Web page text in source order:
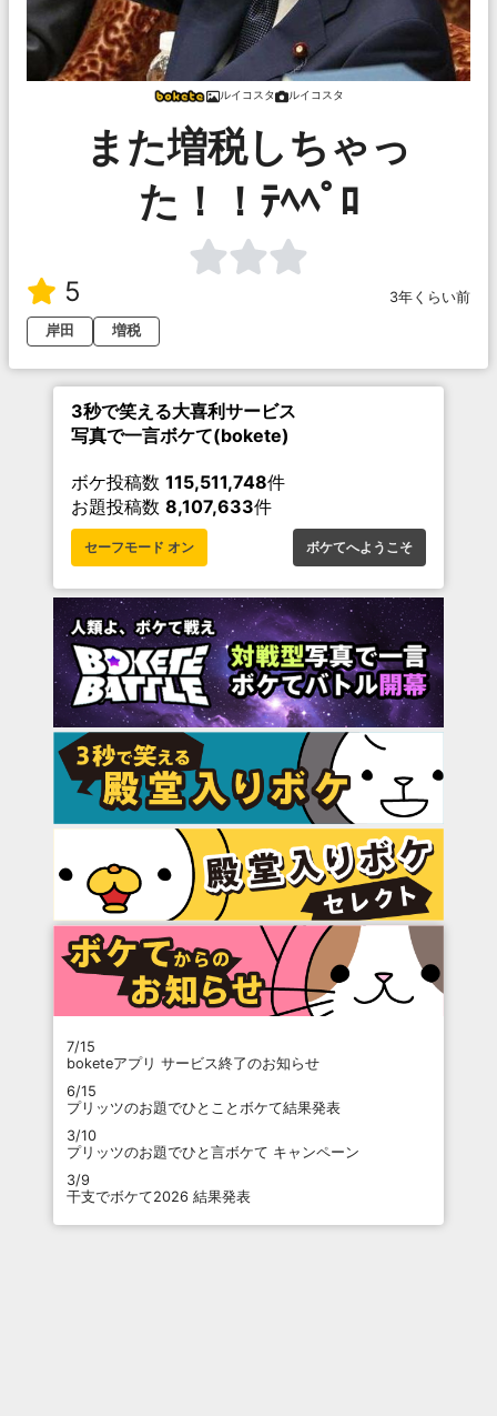
ルイコスタ ルイコスタ
また増税しちゃっ
た！！ﾃﾍﾍﾟﾛ
5
3年くらい前
岸田
増税
3秒で笑える大喜利サービス
写真で一言ボケて(bokete)
ボケ投稿数 115,511,748件
お題投稿数 8,107,633件
セーフモード オン ボケてへようこそ
7/15
boketeアプリ サービス終了のお知らせ
6/15
プリッツのお題でひとことボケて結果発表
3/10
プリッツのお題でひと言ボケて キャンペーン
3/9
干支でボケて2026 結果発表